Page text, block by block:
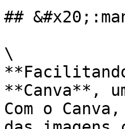
##
\
**Canva**,
Com o